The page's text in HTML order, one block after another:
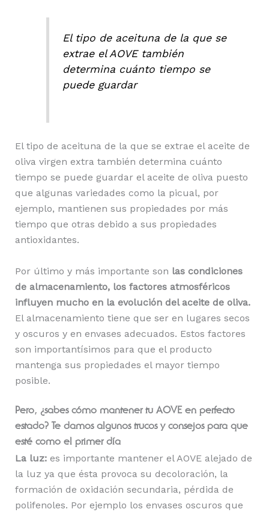
El tipo de aceituna de la que se
extrae el AOVE también
determina cuánto tiempo se
puede guardar
El tipo de aceituna de la que se extrae el aceite de
oliva virgen extra también determina cuánto
tiempo se puede guardar el aceite de oliva puesto
que algunas variedades como la picual, por
ejemplo, mantienen sus propiedades por más
tiempo que otras debido a sus propiedades
antioxidantes.
Por último y más importante son las condiciones
de almacenamiento, los factores atmosféricos
influyen mucho en la evolución del aceite de oliva.
El almacenamiento tiene que ser en lugares secos
y oscuros y en envases adecuados. Estos factores
son importantísimos para que el producto
mantenga sus propiedades el mayor tiempo
posible.
Pero, ¿sabes cómo mantener tu AOVE en perfecto
estado? Te damos algunos trucos y consejos para que
esté como el primer día
La luz: es importante mantener el AOVE alejado de
la luz ya que ésta provoca su decoloración, la
formación de oxidación secundaria, pérdida de
polifenoles. Por ejemplo los envases oscuros que